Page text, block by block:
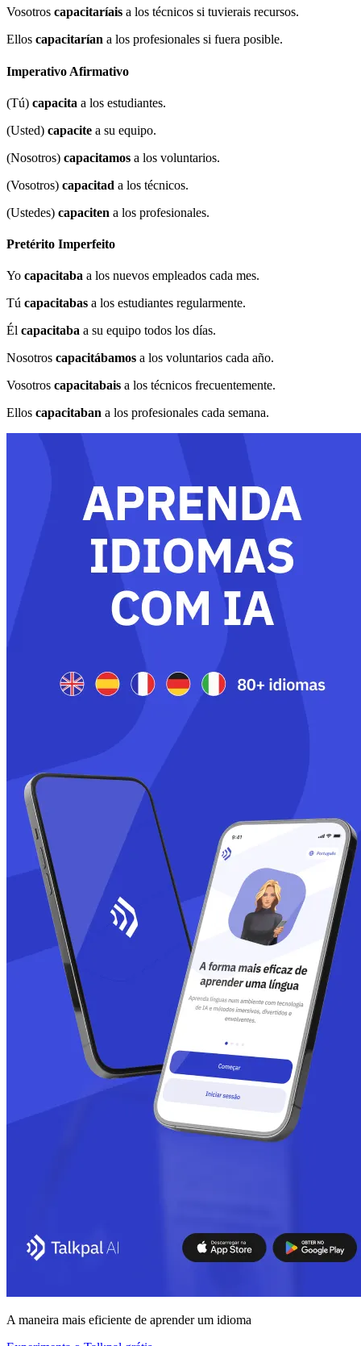
Vosotros capacitaríais a los técnicos si tuvierais recursos.
Ellos capacitarían a los profesionales si fuera posible.
Imperativo Afirmativo
(Tú) capacita a los estudiantes.
(Usted) capacite a su equipo.
(Nosotros) capacitamos a los voluntarios.
(Vosotros) capacitad a los técnicos.
(Ustedes) capaciten a los profesionales.
Pretérito Imperfeito
Yo capacitaba a los nuevos empleados cada mes.
Tú capacitabas a los estudiantes regularmente.
Él capacitaba a su equipo todos los días.
Nosotros capacitábamos a los voluntarios cada año.
Vosotros capacitabais a los técnicos frecuentemente.
Ellos capacitaban a los profesionales cada semana.
A maneira mais eficiente de aprender um idioma